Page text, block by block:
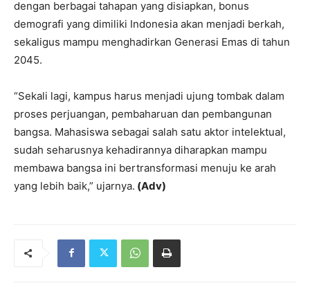
dengan berbagai tahapan yang disiapkan, bonus
demografi yang dimiliki Indonesia akan menjadi berkah,
sekaligus mampu menghadirkan Generasi Emas di tahun
2045.
“Sekali lagi, kampus harus menjadi ujung tombak dalam
proses perjuangan, pembaharuan dan pembangunan
bangsa. Mahasiswa sebagai salah satu aktor intelektual,
sudah seharusnya kehadirannya diharapkan mampu
membawa bangsa ini bertransformasi menuju ke arah
yang lebih baik,” ujarnya. (Adv)